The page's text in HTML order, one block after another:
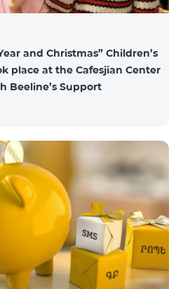
and Christmas” Children’s
place at the Cafesjian Center
Beeline’s Support